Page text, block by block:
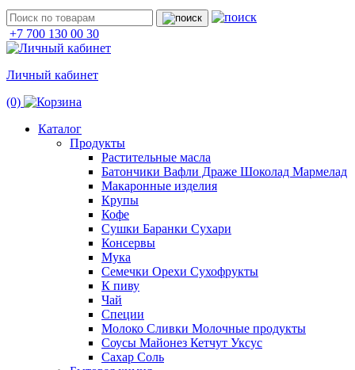
+7 700 130 00 30
Личный кабинет
(0)
Каталог
Продукты
Растительные масла
Батончики Вафли Драже Шоколад Мармелад
Макаронные изделия
Крупы
Кофе
Сушки Баранки Сухари
Консервы
Мука
Семечки Орехи Сухофрукты
К пиву
Чай
Специи
Молоко Сливки Молочные продукты
Соусы Майонез Кетчут Уксус
Сахар Соль